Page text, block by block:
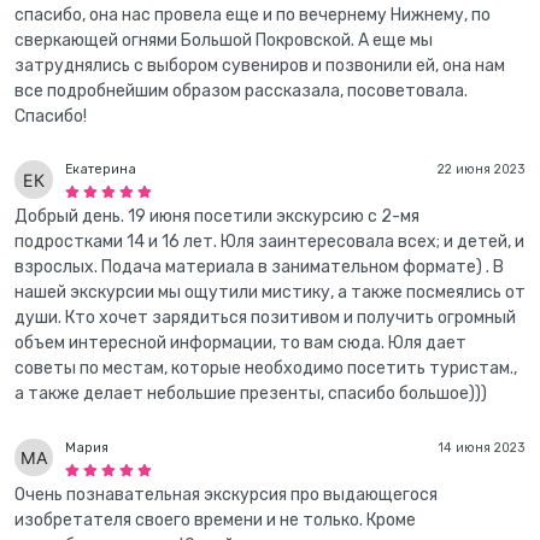
спасибо, она нас провела еще и по вечернему Нижнему, по
сверкающей огнями Большой Покровской. А еще мы
затруднялись с выбором сувениров и позвонили ей, она нам
все подробнейшим образом рассказала, посоветовала.
Спасибо!
22 июня 2023
Екатерина
Добрый день. 19 июня посетили экскурсию с 2-мя
подростками 14 и 16 лет. Юля заинтересовала всех; и детей, и
взрослых. Подача материала в занимательном формате) . В
нашей экскурсии мы ощутили мистику, а также посмеялись от
души. Кто хочет зарядиться позитивом и получить огромный
объем интересной информации, то вам сюда. Юля дает
советы по местам, которые необходимо посетить туристам.,
а также делает небольшие презенты, спасибо большое)))
14 июня 2023
Мария
Очень познавательная экскурсия про выдающегося
изобретателя своего времени и не только. Кроме